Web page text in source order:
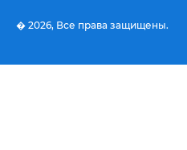
� 2026, Все права защищены.